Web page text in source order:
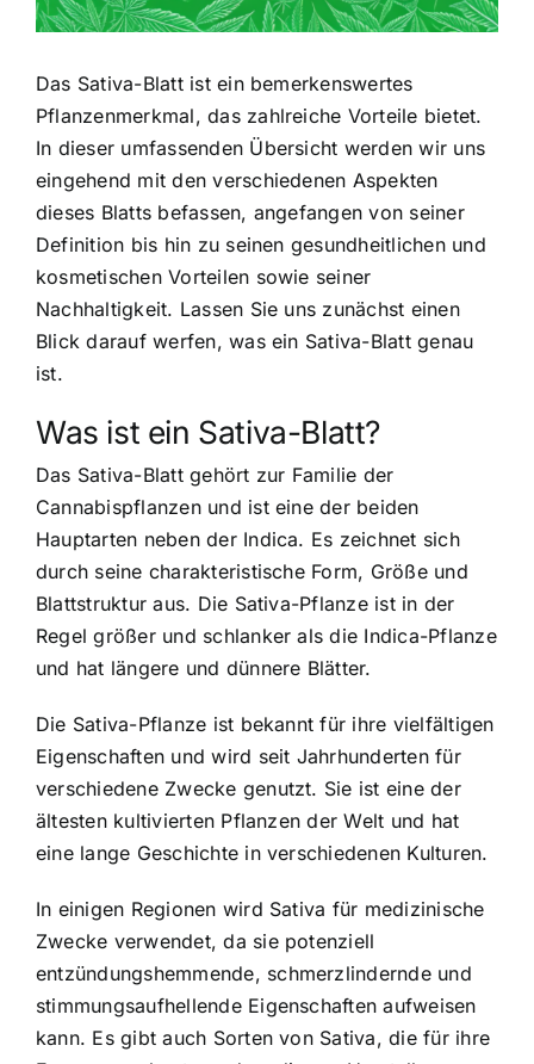
Das Sativa-Blatt ist ein bemerkenswertes
Pflanzenmerkmal, das zahlreiche Vorteile bietet.
In dieser umfassenden Übersicht werden wir uns
eingehend mit den verschiedenen Aspekten
dieses Blatts befassen, angefangen von seiner
Definition bis hin zu seinen gesundheitlichen und
kosmetischen Vorteilen sowie seiner
Nachhaltigkeit. Lassen Sie uns zunächst einen
Blick darauf werfen, was ein Sativa-Blatt genau
ist.
Was ist ein Sativa-Blatt?
Das Sativa-Blatt gehört zur Familie der
Cannabispflanzen und ist eine der beiden
Hauptarten neben der Indica. Es zeichnet sich
durch seine charakteristische Form, Größe und
Blattstruktur aus. Die Sativa-Pflanze ist in der
Regel größer und schlanker als die Indica-Pflanze
und hat längere und dünnere Blätter.
Die Sativa-Pflanze ist bekannt für ihre vielfältigen
Eigenschaften und wird seit Jahrhunderten für
verschiedene Zwecke genutzt. Sie ist eine der
ältesten kultivierten Pflanzen der Welt und hat
eine lange Geschichte in verschiedenen Kulturen.
In einigen Regionen wird Sativa für medizinische
Zwecke verwendet, da sie potenziell
entzündungshemmende, schmerzlindernde und
stimmungsaufhellende Eigenschaften aufweisen
kann. Es gibt auch Sorten von Sativa, die für ihre